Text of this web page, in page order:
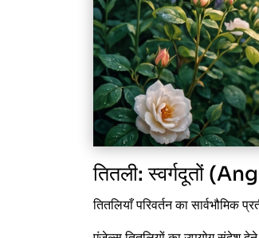
तितली: स्वर्गदूतों
तितलियाँ परिवर्तन का